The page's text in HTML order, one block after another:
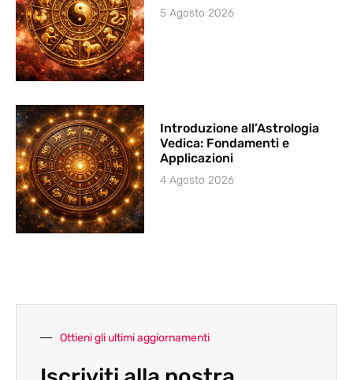
5 Agosto 2026
Introduzione all’Astrologia
Vedica: Fondamenti e
Applicazioni
4 Agosto 2026
Ottieni gli ultimi aggiornamenti